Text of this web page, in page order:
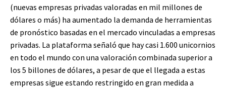
(nuevas empresas privadas valoradas en mil millones de
dólares o más) ha aumentado la demanda de herramientas
de pronóstico basadas en el mercado vinculadas a empresas
privadas. La plataforma señaló que hay casi 1.600 unicornios
en todo el mundo con una valoración combinada superior a
los 5 billones de dólares, a pesar de que el llegada a estas
empresas sigue estando restringido en gran medida a